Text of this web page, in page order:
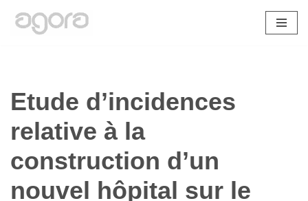
Etude d’incidences
relative à la
construction d’un
nouvel hôpital sur le